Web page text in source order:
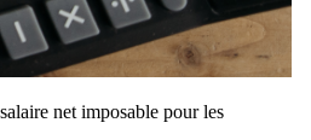
net imposable pour les